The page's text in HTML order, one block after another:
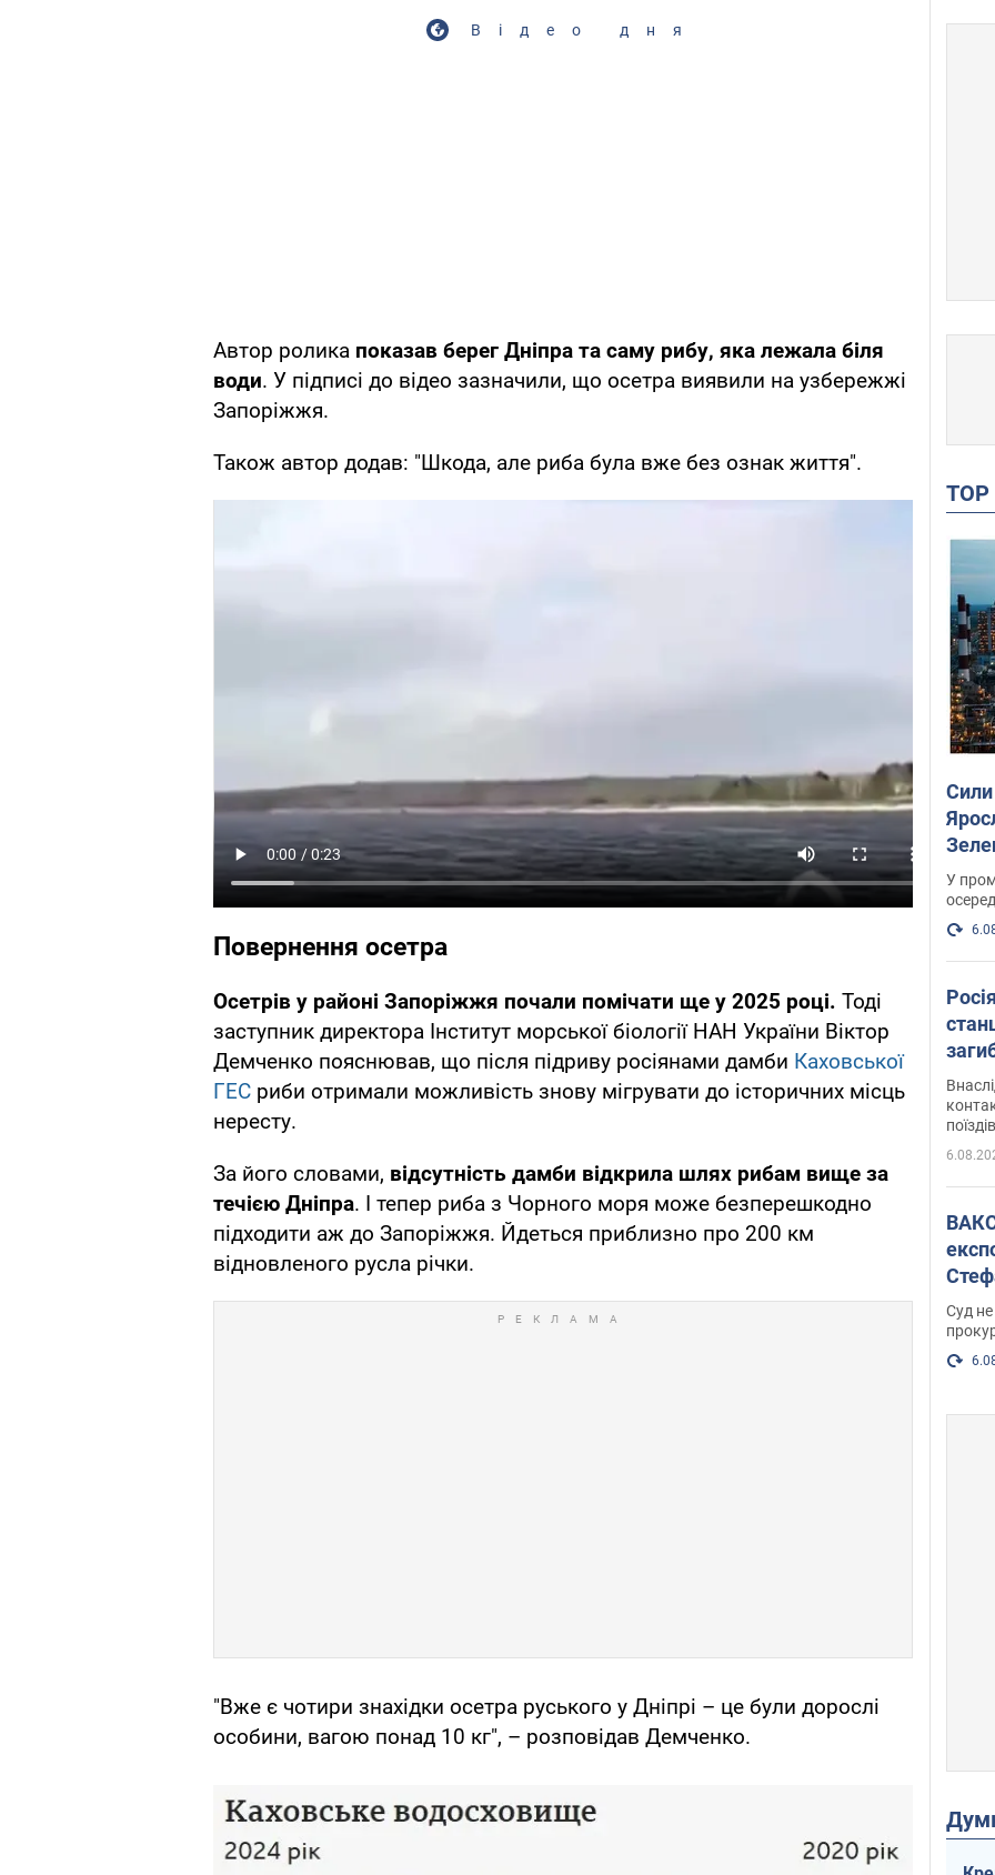
Відео дня
Автор ролика показав берег Дніпра та саму рибу, яка лежала біля
води. У підписі до відео зазначили, що осетра виявили на узбережжі
Запоріжжя.
Також автор додав: "Шкода, але риба була вже без ознак життя".
Повернення осетра
Осетрів у районі Запоріжжя почали помічати ще у 2025 році. Тоді
заступник директора Інститут морської біології НАН України Віктор
Демченко пояснював, що після підриву росіянами дамби Каховської
ГЕС риби отримали можливість знову мігрувати до історичних місць
нересту.
За його словами, відсутність дамби відкрила шлях рибам вище за
течією Дніпра. І тепер риба з Чорного моря може безперешкодно
підходити аж до Запоріжжя. Йдеться приблизно про 200 км
відновленого русла річки.
"Вже є чотири знахідки осетра руського у Дніпрі – це були дорослі
особини, вагою понад 10 кг", – розповідав Демченко.
У
ВАКС обрав
Суд